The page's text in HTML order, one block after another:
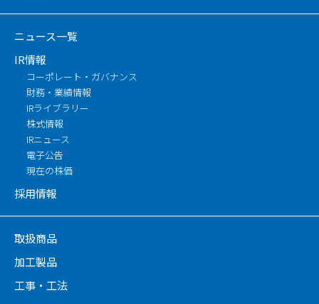
ニュース一覧
IR情報
コーポレート・ガバナンス
財務・業績情報
IRライブラリー
株式情報
IRニュース
電子公告
現在の株価
採用情報
取扱商品
加工製品
工事・工法